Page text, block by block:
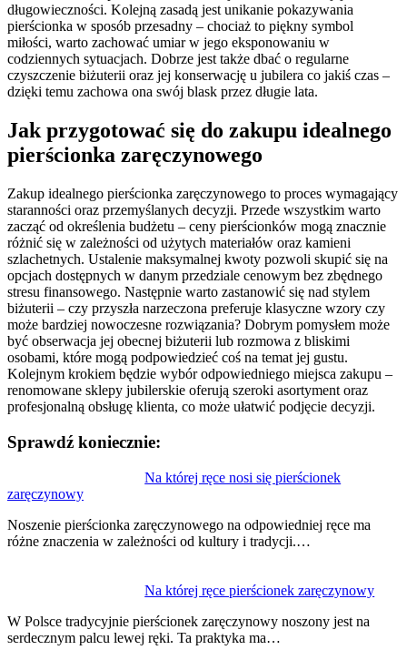
długowieczności. Kolejną zasadą jest unikanie pokazywania
pierścionka w sposób przesadny – chociaż to piękny symbol
miłości, warto zachować umiar w jego eksponowaniu w
codziennych sytuacjach. Dobrze jest także dbać o regularne
czyszczenie biżuterii oraz jej konserwację u jubilera co jakiś czas –
dzięki temu zachowa ona swój blask przez długie lata.
Jak przygotować się do zakupu idealnego
pierścionka zaręczynowego
Zakup idealnego pierścionka zaręczynowego to proces wymagający
staranności oraz przemyślanych decyzji. Przede wszystkim warto
zacząć od określenia budżetu – ceny pierścionków mogą znacznie
różnić się w zależności od użytych materiałów oraz kamieni
szlachetnych. Ustalenie maksymalnej kwoty pozwoli skupić się na
opcjach dostępnych w danym przedziale cenowym bez zbędnego
stresu finansowego. Następnie warto zastanowić się nad stylem
biżuterii – czy przyszła narzeczona preferuje klasyczne wzory czy
może bardziej nowoczesne rozwiązania? Dobrym pomysłem może
być obserwacja jej obecnej biżuterii lub rozmowa z bliskimi
osobami, które mogą podpowiedzieć coś na temat jej gustu.
Kolejnym krokiem będzie wybór odpowiedniego miejsca zakupu –
renomowane sklepy jubilerskie oferują szeroki asortyment oraz
profesjonalną obsługę klienta, co może ułatwić podjęcie decyzji.
Sprawdź koniecznie:
Na której ręce nosi się pierścionek
zaręczynowy
Noszenie pierścionka zaręczynowego na odpowiedniej ręce ma
różne znaczenia w zależności od kultury i tradycji.…
Na której ręce pierścionek zaręczynowy
W Polsce tradycyjnie pierścionek zaręczynowy noszony jest na
serdecznym palcu lewej ręki. Ta praktyka ma…
wpisu